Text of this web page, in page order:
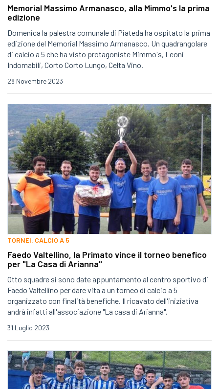
Memorial Massimo Armanasco, alla Mimmo's la prima
edizione
Domenica la palestra comunale di Piateda ha ospitato la prima
edizione del Memorial Massimo Armanasco. Un quadrangolare
di calcio a 5 che ha visto protagoniste Mimmo's, Leoni
Indomabili, Corto Corto Lungo, Celta Vino.
28 Novembre 2023
TORNEI: CALCIO A 5
Faedo Valtellino, la Primato vince il torneo benefico
per "La Casa di Arianna"
Otto squadre si sono date appuntamento al centro sportivo di
Faedo Valtellino per dare vita a un torneo di calcio a 5
organizzato con finalità benefiche. Il ricavato dell'iniziativa
andrà infatti all'associazione "La casa di Arianna".
31 Luglio 2023